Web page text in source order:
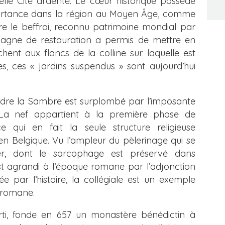
dans la région au Moyen Âge, comme
le beffroi, reconnu patrimoine mondial par
de restauration a permis de mettre en
aux flancs de la colline sur laquelle est
ces « jardins suspendus » sont aujourd’hui
la Sambre est surplombé par l’imposante
nef appartient à la première phase de
qui en fait la seule structure religieuse
Belgique. Vu l’ampleur du pèlerinage qui se
dont le sarcophage est préservé dans
agrandi à l’époque romane par l’adjonction
par l’histoire, la collégiale est un exemple
fonde en 657 un monastère bénédictin à